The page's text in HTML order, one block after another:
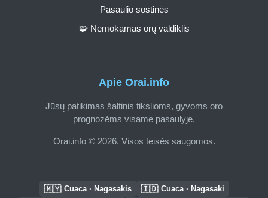
Apie Orai.info
Jūsų patikimas šaltinis tikslioms, gyvoms oro
prognozėms visame pasaulyje.
Orai.info © 2026. Visos teisės saugomos.
Pasaulio sostinės
🧩 Nemokamas orų valdiklis
🇲🇾 Cuaca · Nagasakis 🇮🇩 Cuaca · Nagasaki